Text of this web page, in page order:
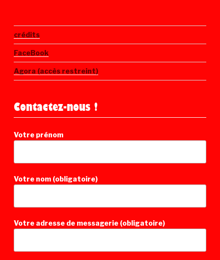
crédits
FaceBook
Agora (accès restreint)
Contactez-nous !
Votre prénom
Votre nom (obligatoire)
Votre adresse de messagerie (obligatoire)